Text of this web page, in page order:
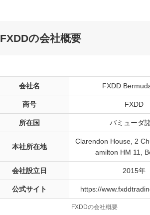
FXDDの会社概要
会社名 FXDD
商号 FXDD
所在国 バミューダ
本社所在地
Clarendon House, 2
amilton HM 11,
会社設立日 2015年
公式サイト https://
FXDDの会社概要